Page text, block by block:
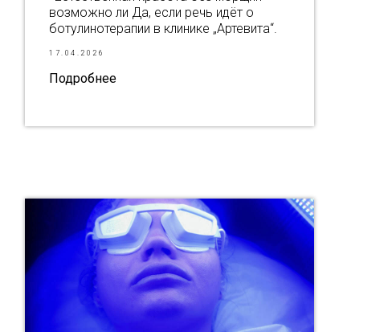
возможно ли Да, если речь идёт о
ботулинотерапии в клинике „Артевита“.
17.04.2026
Подробнее